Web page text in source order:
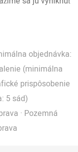
objednávka:
(minimálna
prispôsobenie
5 sád)
· Pozemná